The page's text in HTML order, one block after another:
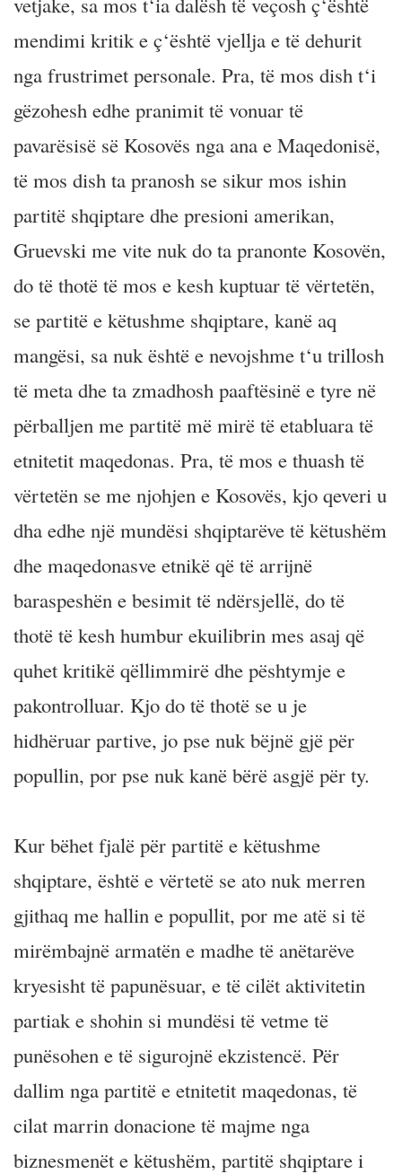
mendimi kritik e ç‘është vjellja e të dehurit
nga frustrimet personale. Pra, të mos dish t‘i
gëzohesh edhe pranimit të vonuar të
pavarësisë së Kosovës nga ana e Maqedonisë,
të mos dish ta pranosh se sikur mos ishin
partitë shqiptare dhe presioni amerikan,
Gruevski me vite nuk do ta pranonte Kosovën,
do të thotë të mos e kesh kuptuar të vërtetën,
se partitë e këtushme shqiptare, kanë aq
mangësi, sa nuk është e nevojshme t‘u trillosh
të meta dhe ta zmadhosh paaftësinë e tyre në
përballjen me partitë më mirë të etabluara të
etnitetit maqedonas. Pra, të mos e thuash të
vërtetën se me njohjen e Kosovës, kjo qeveri u
dha edhe një mundësi shqiptarëve të këtushëm
dhe maqedonasve etnikë që të arrijnë
baraspeshën e besimit të ndërsjellë, do të
thotë të kesh humbur ekuilibrin mes asaj që
quhet kritikë qëllimmirë dhe pështymje e
pakontrolluar. Kjo do të thotë se u je
hidhëruar partive, jo pse nuk bëjnë gjë për
popullin, por pse nuk kanë bërë asgjë për ty.
Kur bëhet fjalë për partitë e këtushme
shqiptare, është e vërtetë se ato nuk merren
gjithaq me hallin e popullit, por me atë si të
mirëmbajnë armatën e madhe të anëtarëve
kryesisht të papunësuar, e të cilët aktivitetin
partiak e shohin si mundësi të vetme të
punësohen e të sigurojnë ekzistencë. Për
dallim nga partitë e etnitetit maqedonas, të
cilat marrin donacione të majme nga
biznesmenët e këtushëm, partitë shqiptare i